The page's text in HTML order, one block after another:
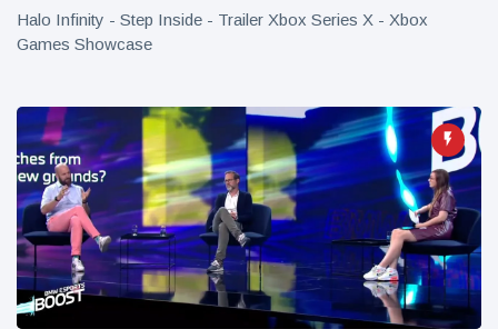
zoo od 14 lat
Florydy
aresztowany
z jadącego
samochodu
16 July
Halo Infinity - Step Inside - Trailer Xbox Series X - Xbox
Games Showcase